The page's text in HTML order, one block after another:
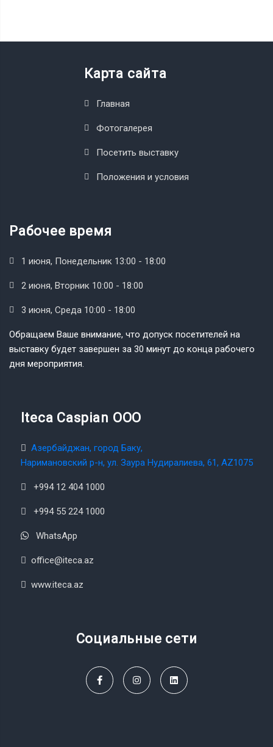
Карта сайта
Главная
Фотогалерея
Посетить выставку
Положения и условия
Рабочее время
1 июня, Понедельник 13:00 - 18:00
2 июня, Вторник 10:00 - 18:00
3 июня, Среда 10:00 - 18:00
Обращаем Ваше внимание, что допуск посетителей на
выставку будет завершен за 30 минут до конца рабочего
дня мероприятия.
Iteca Caspian OOO
Азербайджан, город Баку,
Наримановский р-н, ул. Заура Нудиралиева, 61, AZ1075
+994 12 404 1000
+994 55 224 1000
WhatsApp
office@iteca.az
www.iteca.az
Социальные сети